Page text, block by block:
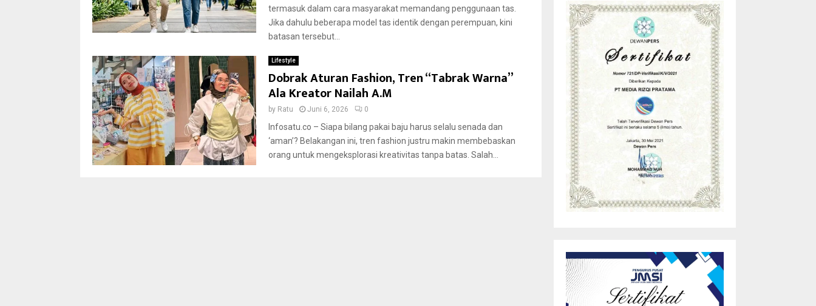
termasuk dalam cara masyarakat memandang penggunaan tas.
Jika dahulu beberapa model tas identik dengan perempuan, kini
batasan tersebut...
Lifestyle
Dobrak Aturan Fashion, Tren “Tabrak Warna”
Ala Kreator Nailah A.M
by Ratu Juni 6, 2026 0
Infosatu.co – Siapa bilang pakai baju harus selalu senada dan
‘aman’? Belakangan ini, tren fashion justru makin membebaskan
orang untuk mengeksplorasi kreativitas tanpa batas. Salah...